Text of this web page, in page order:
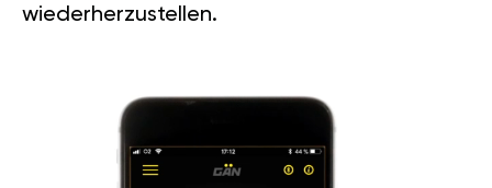
wiederherzustellen.